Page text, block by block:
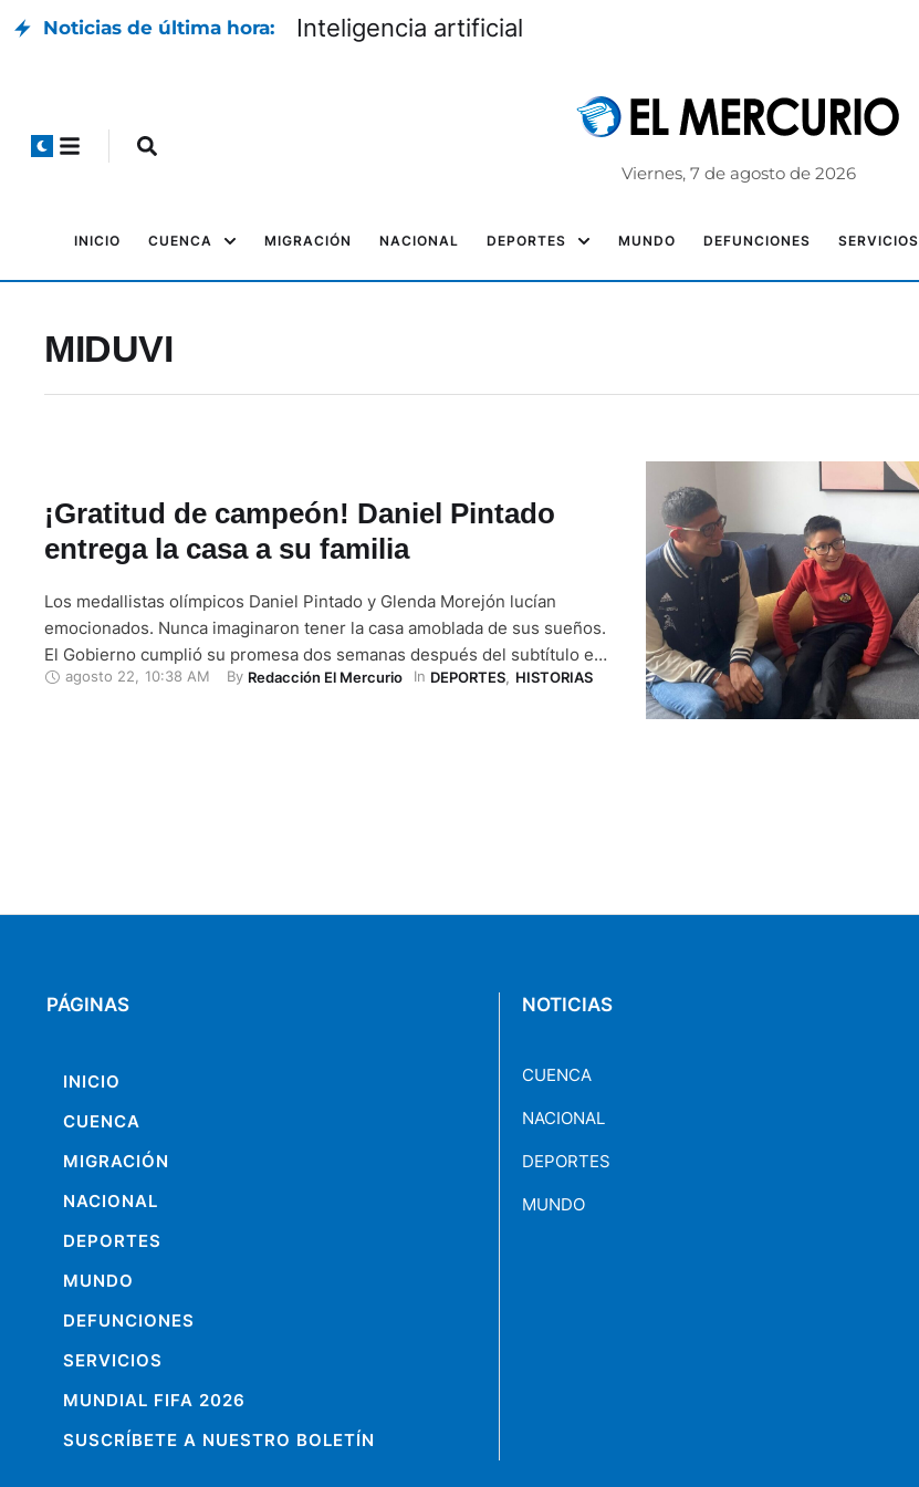
Noticias de última hora: Inteligencia artificial
Viernes, 7 de agosto de 2026
INICIO CUENCA MIGRACIÓN NACIONAL DEPORTES MUNDO DEFUNCIONES SERVICIOS
MIDUVI
¡Gratitud de campeón! Daniel Pintado
entrega la casa a su familia
Los medallistas olímpicos Daniel Pintado y Glenda Morejón lucían
emocionados. Nunca imaginaron tener la casa amoblada de sus sueños.
El Gobierno cumplió su promesa dos semanas después del subtítulo en
la marcha de relevos mixtos durante los Juegos Olímpicos de París.
agosto 22 10:38 AM By Redacción El Mercurio In DEPORTES, HISTORIAS
PÁGINAS
INICIO
CUENCA
MIGRACIÓN
NACIONAL
DEPORTES
MUNDO
DEFUNCIONES
SERVICIOS
MUNDIAL FIFA 2026
SUSCRÍBETE A NUESTRO BOLETÍN
NOTICIAS
CUENCA
NACIONAL
DEPORTES
MUNDO